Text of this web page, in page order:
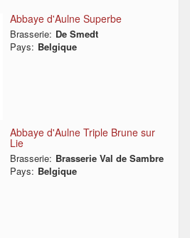
Abbaye d'Aulne Superbe
Brasserie: De Smedt
Pays: Belgique
Abbaye d'Aulne Triple Brune sur
Lie
Brasserie: Brasserie Val de Sambre
Pays: Belgique